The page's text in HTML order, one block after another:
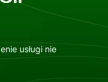
usługi nie